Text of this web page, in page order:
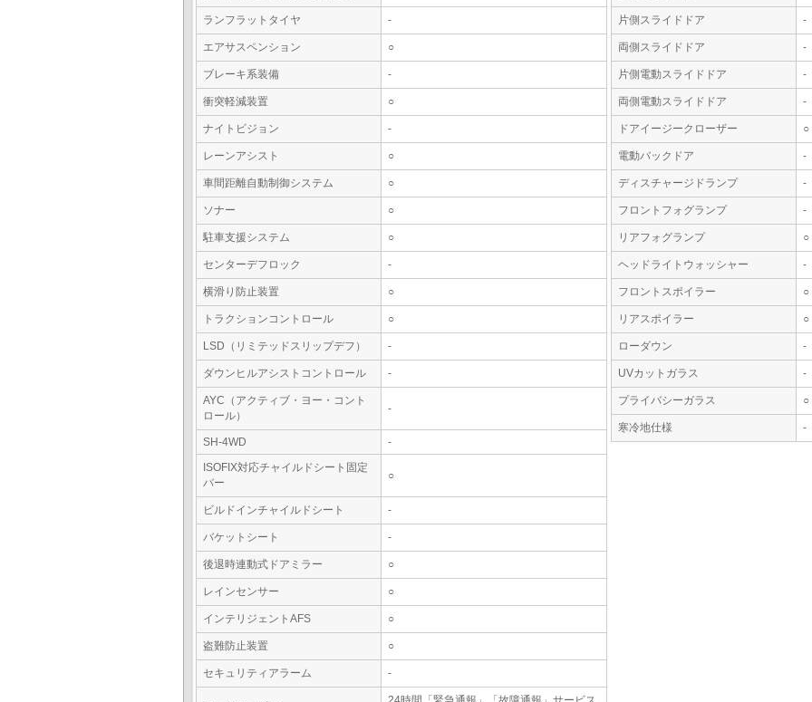
ランフラットタイヤ -
エアサスペンション ○
ブレーキ系装備 -
衝突軽減装置 ○
ナイトビジョン -
レーンアシスト ○
車間距離自動制御システム ○
ソナー ○
駐車支援システム ○
センターデフロック -
横滑り防止装置 ○
トラクションコントロール ○
LSD（リミテッドスリップデフ） -
ダウンヒルアシストコントロール -
AYC（アクティブ・ヨー・コント
ロール）
-
SH-4WD
-
ISOFIX対応チャイルドシート固定
バー
○
ビルドインチャイルドシート -
バケットシート -
後退時連動式ドアミラー ○
レインセンサー ○
インテリジェントAFS ○
盗難防止装置 ○
セキュリティアラーム -
片側スライドドア -
両側スライドドア -
片側電動スライドドア -
両側電動スライドドア -
ドアイージークローザー ○
電動バックドア -
ディスチャージドランプ -
フロントフォグランプ -
リアフォグランプ ○
ヘッドライトウォッシャー -
フロントスポイラー ○
リアスポイラー ○
ローダウン -
UVカットガラス -
プライバシーガラス ○
寒冷地仕様 -